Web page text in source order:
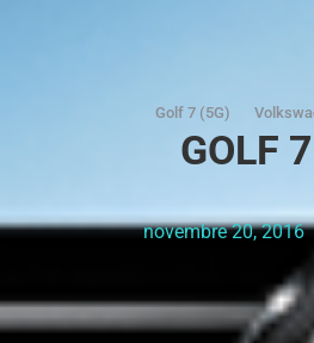
Golf 7 (5G)
GOLF
novembre 20, 2016